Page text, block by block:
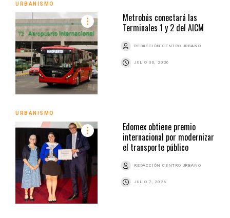
URBANISMO
Metrobús conectará las
Terminales 1 y 2 del AICM
REDACCIÓN CENTRO URBANO
JULIO 30, 2026
URBANISMO
Edomex obtiene premio
internacional por modernizar
el transporte público
REDACCIÓN CENTRO URBANO
JULIO 7, 2026